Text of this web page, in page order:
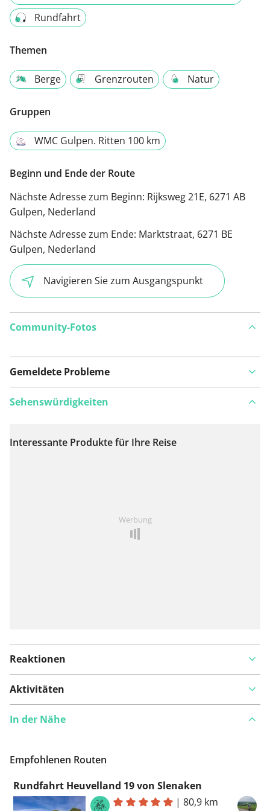
Rundfahrt
Themen
Berge Grenzrouten Natur
Gruppen
WMC Gulpen. Ritten 100 km
Beginn und Ende der Route
Nächste Adresse zum Beginn: Rijksweg 21E, 6271 AB
Gulpen, Nederland
Nächste Adresse zum Ende: Marktstraat, 6271 BE
Gulpen, Nederland
Navigieren Sie zum Ausgangspunkt
Community-Fotos
Gemeldete Probleme
Auf Karte anzeigen
Sehenswürdigkeiten
Interessante Produkte für Ihre Reise
Werbung
Reaktionen
Aktivitäten
In der Nähe
Empfohlenen Routen
Rundfahrt Heuvelland 19 von Slenaken
|80,9 km